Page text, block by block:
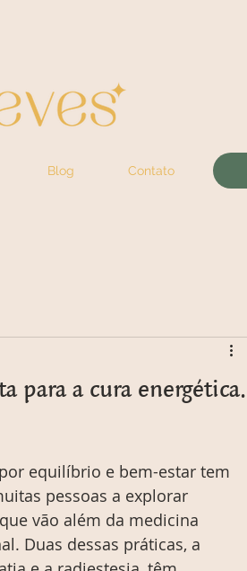
Blog Contato
para a cura energética.
equilíbrio e bem-estar tem
pessoas a explorar
vão além da medicina
Duas dessas práticas, a